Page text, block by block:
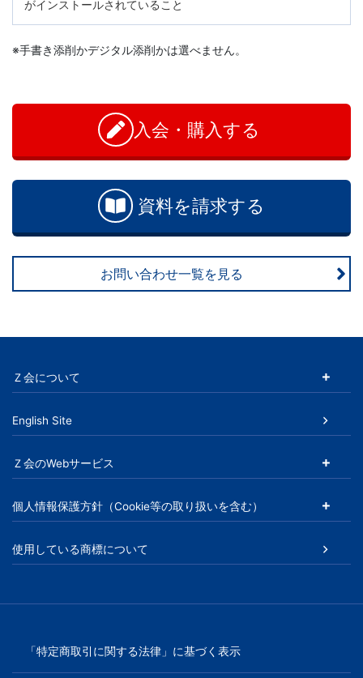
の
を
つ
け
る。
幼
～
大
学
受
験
生・
生・
がインストールされていること
※手書き添削かデジタル添削かは選べません。
入会・購入する
資料を請求する
お問い合わせ一覧を見る
Ｚ会について
English Site
Ｚ会のWebサービス
個人情報保護方針（Cookie等の取り扱いを含む）
使用している商標について
「特定商取引に関する法律」に基づく表示